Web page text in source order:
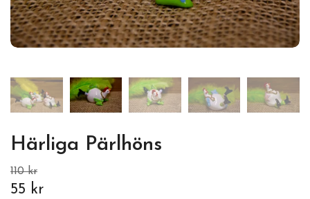
Härliga Pärlhöns
110 kr
55 kr